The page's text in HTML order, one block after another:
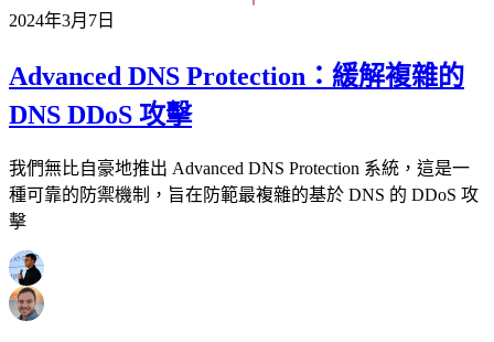
2024年3月7日
Advanced DNS Protection：緩解複雜的
DNS DDoS 攻擊
我們無比自豪地推出 Advanced DNS Protection 系統，這是一
種可靠的防禦機制，旨在防範最複雜的基於 DNS 的 DDoS 攻
擊